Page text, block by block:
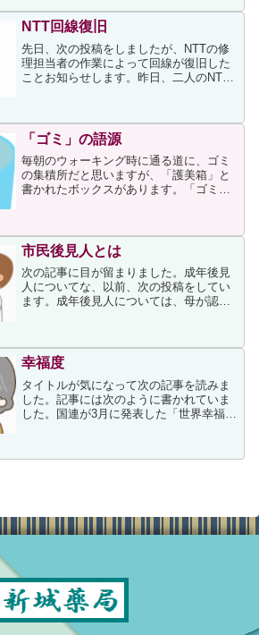
「以前あった銭湯も閉めてしまって駅周
辺では他に無いですし、す...
NTT回線復旧
先日、次の投稿をしましたが、NTTの修
理担当者の作業によって回線が復旧した
ことお知らせします。昨日、二人のNTT
が、モジュラージャック周辺と配線を何
度も確認・検査してい...
「ゴミ」の語源
毎朝のウォーキング時に通る道に、ゴミ
の集積所だと思いますが、「護美箱」と
書かれたボックスがあります。「ゴミバ
日、急に「ゴミ」の語源が気になりだし
たのです。帰宅後にネット...
市民後見人とは
次の記事に目が留まりました。成年後見
人についてな、以前、次の投稿をしてい
ます。成年後見人については、母が認知
択しませんでした。そのような経緯もあ
ったため、介護や後見人制...
幸福度
タイトルが気になって次の記事を読みま
した。記事には次のように書かれていま
した。国連が3月に発表した「世界幸福度
置しています。この結果を詳しく見る